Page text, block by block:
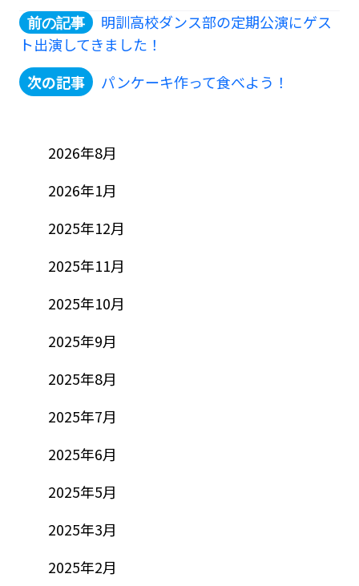
明訓高校ダンス部の定期公演にゲス
ト出演してきました！
パンケーキ作って食べよう！
2026年8月
2026年1月
2025年12月
2025年11月
2025年10月
2025年9月
2025年8月
2025年7月
2025年6月
2025年5月
2025年3月
2025年2月